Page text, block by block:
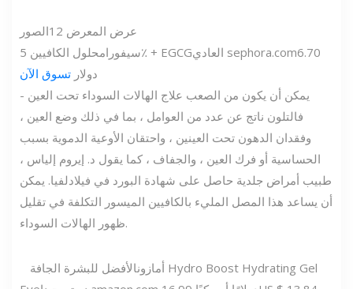
عرض المعرض 12الصور
سيفورامحلول الكافيين 5٪ + EGCGالعادي sephora.com6.70
دولار تسوق الآن
يمكن أن يكون من الصعب علاج الهالات السوداء تحت العين -
فالتلون ناتج عن عدد من العوامل ، بما في ذلك وضع العين ،
وفقدان الدهون تحت العينين ، واحتقان الأوعية الدموية بسبب
الحساسية أو فرك العين ، والجفاف ، كما يقول د. إيروم إلياس ،
طبيب أمراض جلدية حاصل على شهادة البورد في فيلادلفيا. يمكن
أن يساعد هذا المصل المليء بالكافيين الميسور التكلفة في تقليل
ظهور الهالات السوداء.
أمازونالأفضل للبشرة الجافة Hydro Boost Hydrating Gel